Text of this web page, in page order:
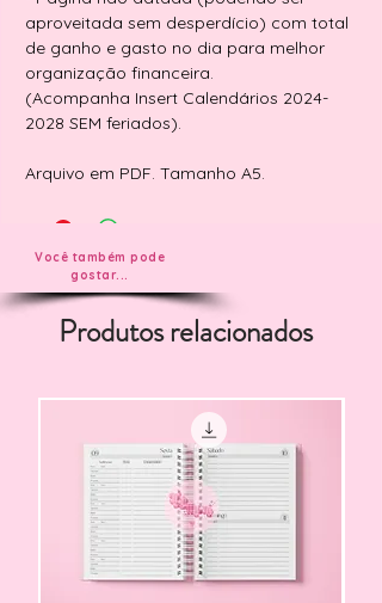
aproveitada sem desperdício) com total
de ganho e gasto no dia para melhor
organização financeira.
(Acompanha Insert Calendários 2024-
2028 SEM feriados).
Arquivo em PDF. Tamanho A5.
Você também pode
gostar...
Produtos relacionados